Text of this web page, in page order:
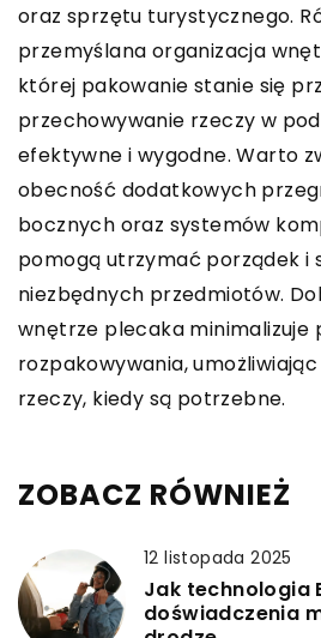
oraz sprzętu turystycznego.
przemyślana organizacja
której pakowanie stanie się
przechowywanie rzeczy w
efektywne i wygodne. Warto
obecność dodatkowych
bocznych oraz systemów
pomogą utrzymać porządek i
niezbędnych przedmiotów.
wnętrze plecaka minimalizuje
rozpakowywania,
rzeczy, kiedy są potrzebne.
ZOBACZ RÓWNIEŻ
12 listopada 2025
Jak technologia
doświadczenia